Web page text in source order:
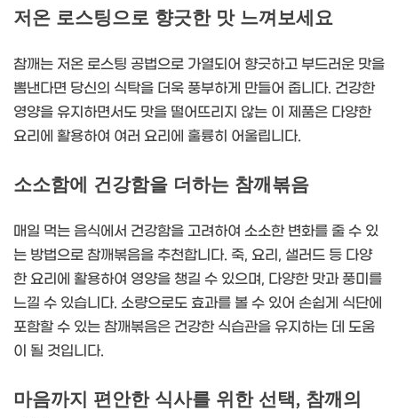
저온 로스팅으로 향긋한 맛 느껴보세요
참깨는 저온 로스팅 공법으로 가열되어 향긋하고 부드러운 맛을
뽐낸다면 당신의 식탁을 더욱 풍부하게 만들어 줍니다. 건강한
영양을 유지하면서도 맛을 떨어뜨리지 않는 이 제품은 다양한
요리에 활용하여 여러 요리에 훌륭히 어울립니다.
소소함에 건강함을 더하는 참깨볶음
매일 먹는 음식에서 건강함을 고려하여 소소한 변화를 줄 수 있
는 방법으로 참깨볶음을 추천합니다. 죽, 요리, 샐러드 등 다양
한 요리에 활용하여 영양을 챙길 수 있으며, 다양한 맛과 풍미를
느낄 수 있습니다. 소량으로도 효과를 볼 수 있어 손쉽게 식단에
포함할 수 있는 참깨볶음은 건강한 식습관을 유지하는 데 도움
이 될 것입니다.
마음까지 편안한 식사를 위한 선택, 참깨의